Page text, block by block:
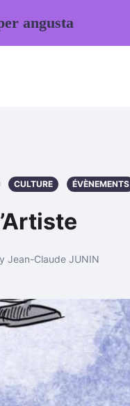
CULTURE ÉVÈNEMENTS
Jean-Claude JUNIN
angusta